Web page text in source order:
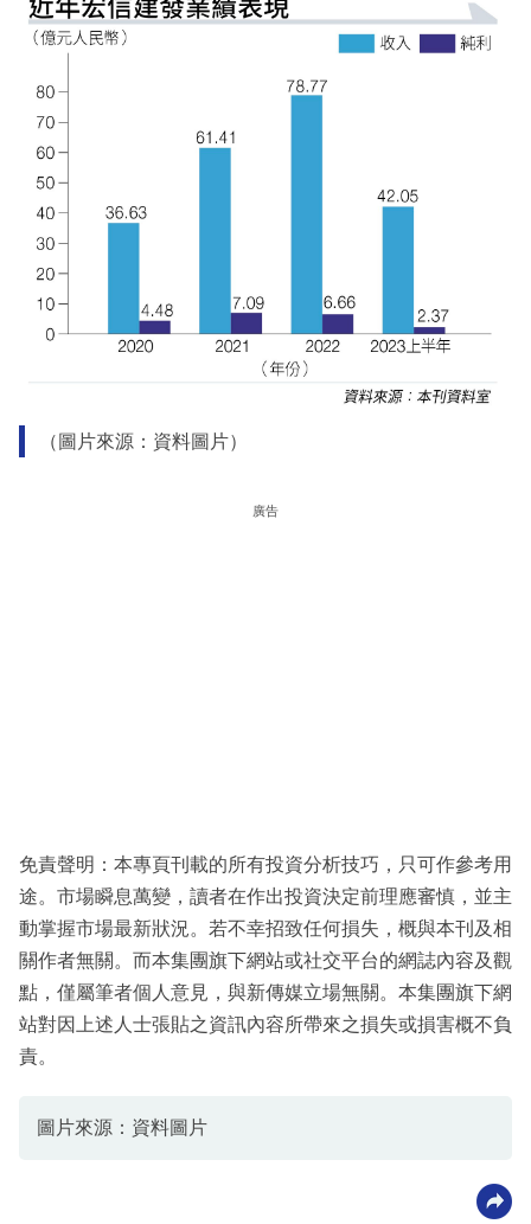
（圖片來源：資料圖片）
廣告
免責聲明：本專頁刊載的所有投資分析技巧，只可作參考用
途。市場瞬息萬變，讀者在作出投資決定前理應審慎，並主
動掌握市場最新狀況。若不幸招致任何損失，概與本刊及相
關作者無關。而本集團旗下網站或社交平台的網誌內容及觀
點，僅屬筆者個人意見，與新傳媒立場無關。本集團旗下網
站對因上述人士張貼之資訊內容所帶來之損失或損害概不負
責。
圖片來源：資料圖片